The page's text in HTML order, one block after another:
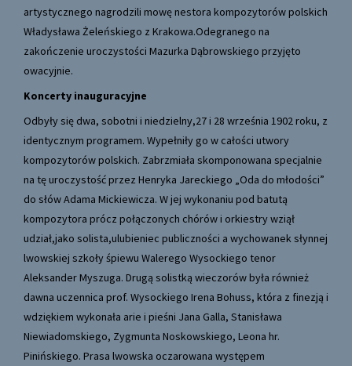
artystycznego nagrodzili mowę nestora kompozytorów polskich
Władysława Żeleńskiego z Krakowa.Odegranego na
zakończenie uroczystości Mazurka Dąbrowskiego przyjęto
owacyjnie.
Koncerty inauguracyjne
Odbyły się dwa, sobotni i niedzielny,27 i 28 września 1902 roku, z
identycznym programem. Wypełniły go w całości utwory
kompozytorów polskich. Zabrzmiała skomponowana specjalnie
na tę uroczystość przez Henryka Jareckiego „Oda do młodości”
do słów Adama Mickiewicza. W jej wykonaniu pod batutą
kompozytora prócz połączonych chórów i orkiestry wziął
udział,jako solista,ulubieniec publiczności a wychowanek słynnej
lwowskiej szkoły śpiewu Walerego Wysockiego tenor
Aleksander Myszuga. Drugą solistką wieczorów była również
dawna uczennica prof. Wysockiego Irena Bohuss, która z finezją i
wdziękiem wykonała arie i pieśni Jana Galla, Stanisława
Niewiadomskiego, Zygmunta Noskowskiego, Leona hr.
Pinińskiego. Prasa lwowska oczarowana występem